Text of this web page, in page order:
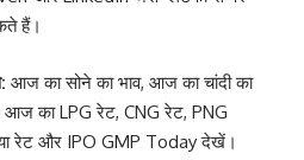
हैं।
आज का सोने का भाव, आज का चांदी का
आज का LPG रेट, CNG रेट, PNG
रेट और IPO GMP Todayदेखें।